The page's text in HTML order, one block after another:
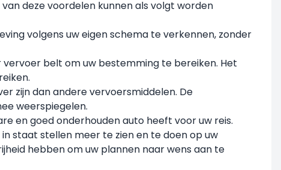
deze voordelen kunnen als volgt worden
volgens uw eigen schema te verkennen, zonder
belt om uw bestemming te bereiken. Het
zijn dan andere vervoersmiddelen. De
weerspiegelen.
en goed onderhouden auto heeft voor uw reis.
staat stellen meer te zien en te doen op uw
hebben om uw plannen naar wens aan te